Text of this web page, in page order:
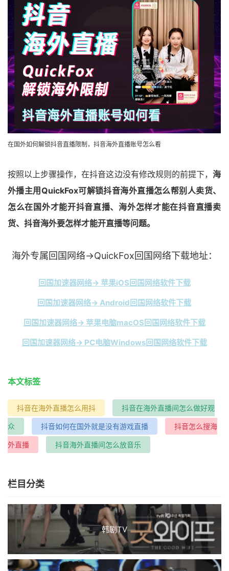
在国外如何解锁抖音直播限制，抖音海外直播账号怎么看
按照以上步骤操作，在抖音这边没有修改规则的前提下， 海
外播主用QuickFox可解锁抖音海外直播怎么帮别人卖货、
怎么在国外才能开抖音直播、海外怎样才能在抖音直播卖
货、抖音海外要怎样才能开直播等问题。
海外专属回国网络→QuickFox回国网络下载地址：
回国加速器网络→ 苹果iOS回国网络软件下载
回国加速器网络→ Android回国网络软件下载
回国加速器网络→ 苹果电脑macOS回国网络软件下载
回国加速器网络→ PC电脑Windows回国网络软件下载
本文标签
抖音在海外直播怎么用抖 抖音在海外直播间怎么做好观
众 抖音如何在国外就是没有游戏直播 抖音怎么搜海
外直播 抖音海外直播间怎么放音乐
栏目分类
韩剧TV